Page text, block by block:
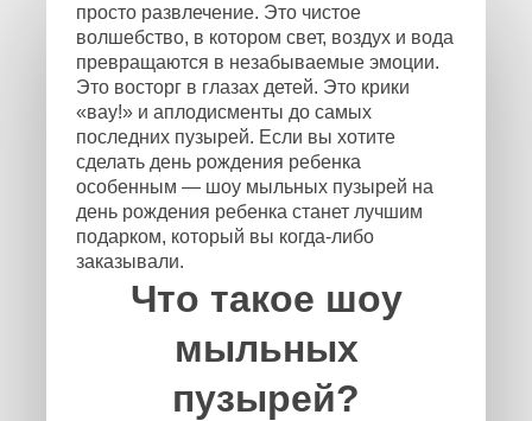
просто развлечение. Это чистое
волшебство, в котором свет, воздух и вода
превращаются в незабываемые эмоции.
Это восторг в глазах детей. Это крики
«вау!» и аплодисменты до самых
последних пузырей. Если вы хотите
сделать день рождения ребенка
особенным — шоу мыльных пузырей на
день рождения ребенка станет лучшим
подарком, который вы когда-либо
заказывали.
Что такое шоу
мыльных
пузырей?